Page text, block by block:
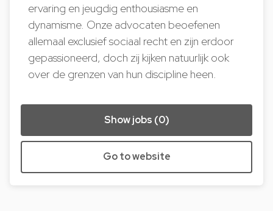
ervaring en jeugdig enthousiasme en
dynamisme. Onze advocaten beoefenen
allemaal exclusief sociaal recht en zijn erdoor
gepassioneerd, doch zij kijken natuurlijk ook
over de grenzen van hun discipline heen.
Show jobs (0)
Go to website